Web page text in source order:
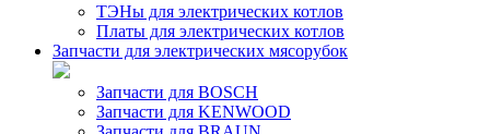
ТЭНы для электрических котлов
Платы для электрических котлов
Запчасти для электрических мясорубок
Запчасти для BOSCH
Запчасти для KENWOOD